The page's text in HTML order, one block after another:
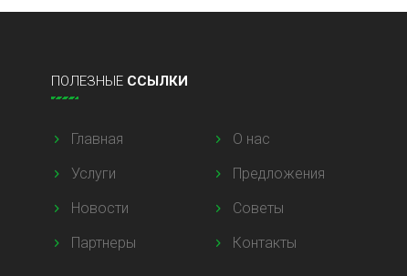
ПОЛЕЗНЫЕ ССЫЛКИ
Главная
О нас
Услуги
Предложения
Новости
Советы
Партнеры
Контакты